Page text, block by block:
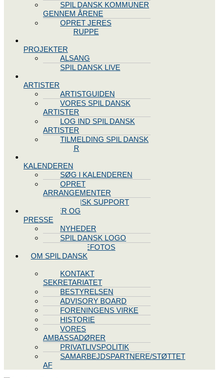
SPIL DANSK KOMMUNER
GENNEM ÅRENE
OPRET JERES
STYREGRUPPE
PROJEKTER
ALSANG
SPIL DANSK LIVE
ARTISTER
ARTISTGUIDEN
VORES SPIL DANSK
ARTISTER
LOG IND SPIL DANSK
ARTISTER
TILMELDING SPIL DANSK
ARTISTER
KALENDEREN
SØG I KALENDEREN
OPRET
ARRANGEMENTER
TEKNISK SUPPORT
NYHEDER OG
PRESSE
NYHEDER
SPIL DANSK LOGO
PRESSEFOTOS
OM SPIL DANSK
KONTAKT
SEKRETARIATET
BESTYRELSEN
ADVISORY BOARD
FORENINGENS VIRKE
HISTORIE
VORES
AMBASSADØRER
PRIVATLIVSPOLITIK
SAMARBEJDSPARTNERE/STØTTET
AF